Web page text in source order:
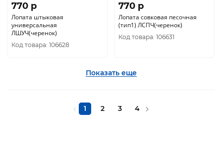
770 p
Лопата штыковая
универсальная
ЛШУЧ(черенок)
Код товара: 106628
770 p
Лопата совковая песочная
(тип1) ЛСПЧ(черенок)
Код товара: 106631
Показать еще
1 2 3 4